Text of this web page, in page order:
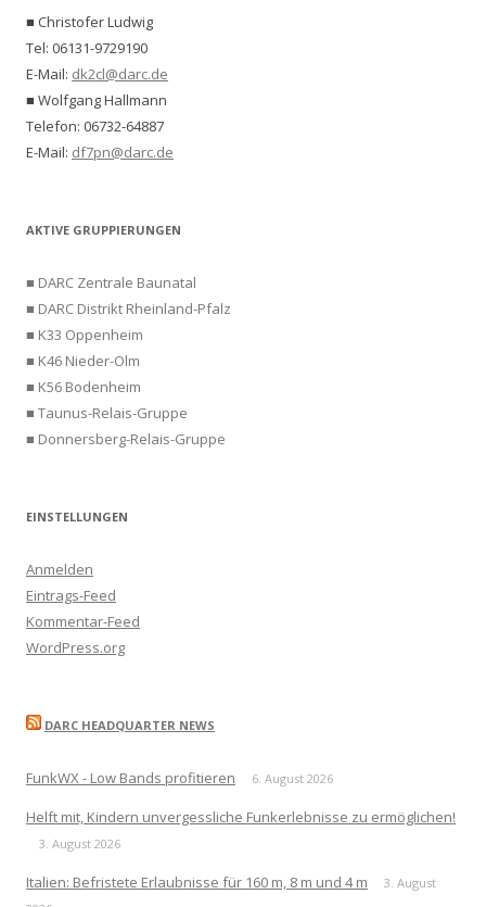
■ Christofer Ludwig
Tel: 06131-9729190
E-Mail: dk2cl@darc.de
■ Wolfgang Hallmann
Telefon: 06732-64887
E-Mail: df7pn@darc.de
AKTIVE GRUPPIERUNGEN
■ DARC Zentrale Baunatal
■ DARC Distrikt Rheinland-Pfalz
■ K33 Oppenheim
■ K46 Nieder-Olm
■ K56 Bodenheim
■ Taunus-Relais-Gruppe
■ Donnersberg-Relais-Gruppe
EINSTELLUNGEN
Anmelden
Eintrags-Feed
Kommentar-Feed
WordPress.org
DARC HEADQUARTER NEWS
FunkWX - Low Bands profitieren 6. August 2026
Helft mit, Kindern unvergessliche Funkerlebnisse zu ermöglichen!
3. August 2026
Italien: Befristete Erlaubnisse für 160 m, 8 m und 4 m
3. August